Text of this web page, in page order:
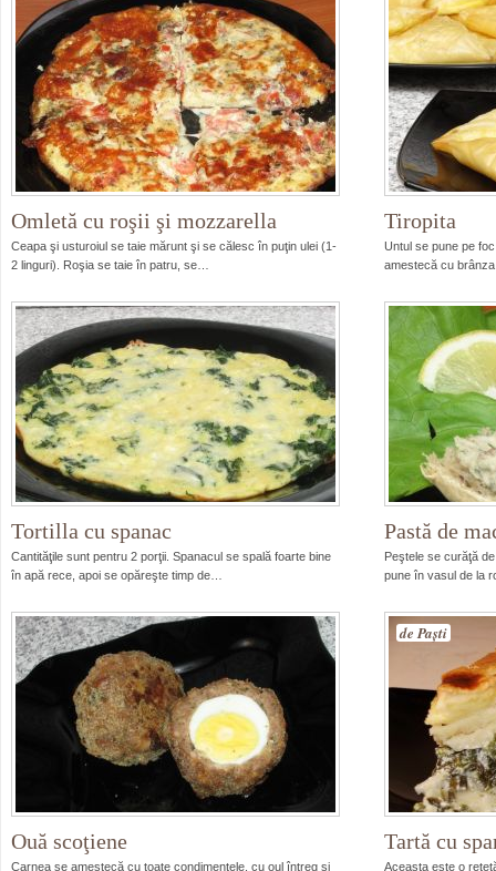
Omletă cu roşii şi mozzarella
Ceapa şi usturoiul se taie mărunt şi se călesc în puţin ulei (1-
2 linguri). Roşia se taie în patru, se…
Tiropita
Untul se pune pe
amestecă cu
Tortilla cu spanac
Cantităţile sunt pentru 2 porţii. Spanacul se spală foarte bine
în apă rece, apoi se opăreşte timp de…
Pastă de
Peştele se curăţă
pune în vasul de la
Ouă scoţiene
Carnea se amestecă cu toate condimentele, cu oul întreg şi
de Paşti
Tartă cu
Aceasta este o